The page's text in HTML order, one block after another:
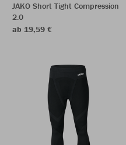
JAKO Short Tight Compression
2.0
ab 19,59 €